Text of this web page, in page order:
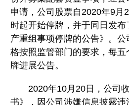
申请，公司股票自2020年9月
时起开始停牌，并于同日发
产重组事项停牌的公告》。
格按照监管部门的要求，每
牌进展公告。
2020年10月20日，公司收
书》，因公司涉嫌信息披露违